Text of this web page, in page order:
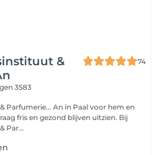
&
74
3583
Parfumerie... An in Paal voor hem en
fris en gezond blijven uitzien. Bij
Par...